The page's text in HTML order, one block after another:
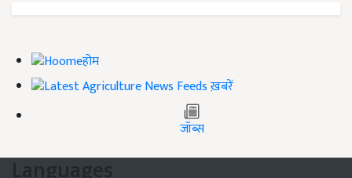
होम
ख़बरें
जॉब्स
Languages